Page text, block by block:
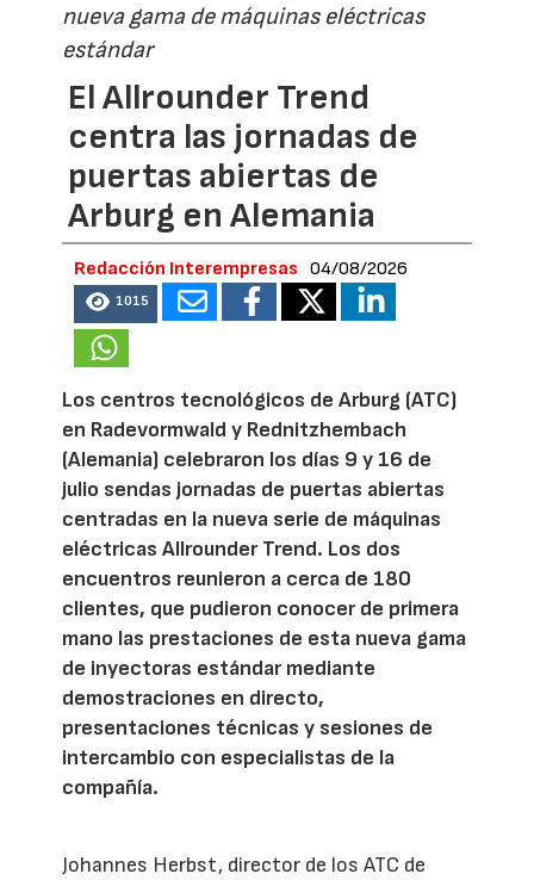
nueva gama de máquinas eléctricas
estándar
El Allrounder Trend
centra las jornadas de
puertas abiertas de
Arburg en Alemania
Redacción Interempresas 04/08/2026
1015
Los centros tecnológicos de Arburg (ATC)
en Radevormwald y Rednitzhembach
(Alemania) celebraron los días 9 y 16 de
julio sendas jornadas de puertas abiertas
centradas en la nueva serie de máquinas
eléctricas Allrounder Trend. Los dos
encuentros reunieron a cerca de 180
clientes, que pudieron conocer de primera
mano las prestaciones de esta nueva gama
de inyectoras estándar mediante
demostraciones en directo,
presentaciones técnicas y sesiones de
intercambio con especialistas de la
compañía.
Johannes Herbst, director de los ATC de